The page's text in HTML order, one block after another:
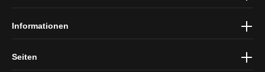
Informationen
Seiten